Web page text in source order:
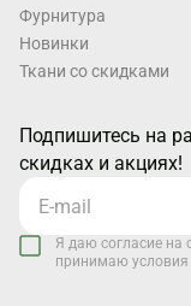
Фурнитура
Новинки
Ткани со скидками
Подпишитесь на
скидках и акциях!
Я даю согласие на
принимаю условия